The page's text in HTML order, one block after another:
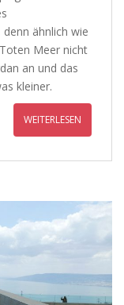
ähnlich wie
Meer nicht
an und das
kleiner.
WEITERLESEN